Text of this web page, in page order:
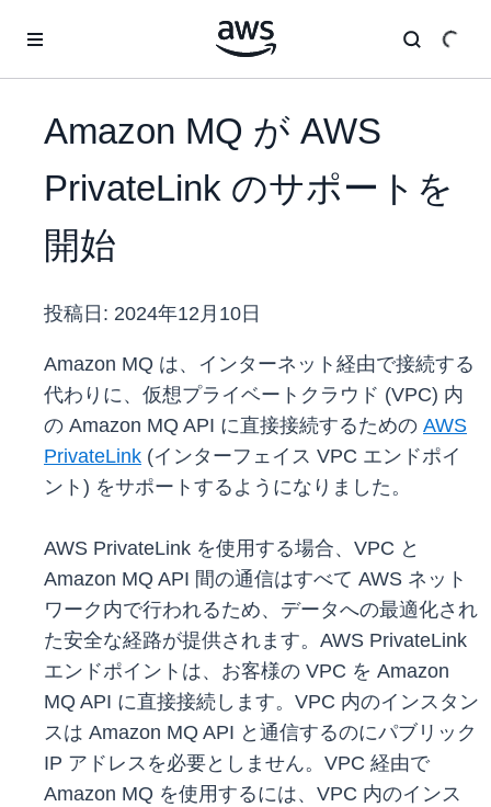
Amazon MQ が AWS
PrivateLink のサポートを
開始
投稿日: 2024年12月10日
Amazon MQ は、インターネット経由で接続する
代わりに、仮想プライベートクラウド (VPC) 内
の Amazon MQ API に直接接続するための AWS
PrivateLink (インターフェイス VPC エンドポイ
ント) をサポートするようになりました。
AWS PrivateLink を使用する場合、VPC と
Amazon MQ API 間の通信はすべて AWS ネット
ワーク内で行われるため、データへの最適化され
た安全な経路が提供されます。AWS PrivateLink
エンドポイントは、お客様の VPC を Amazon
MQ API に直接接続します。VPC 内のインスタン
スは Amazon MQ API と通信するのにパブリック
IP アドレスを必要としません。VPC 経由で
Amazon MQ を使用するには、VPC 内のインス